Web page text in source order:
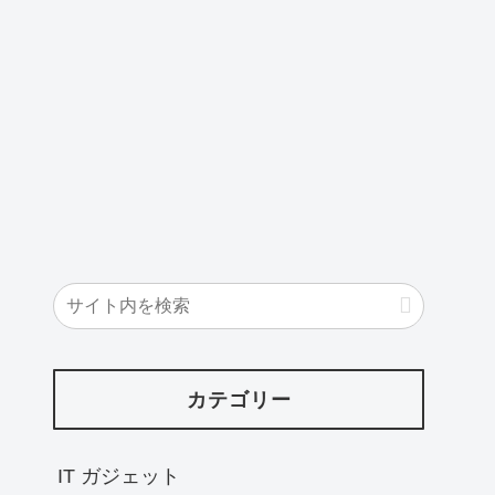
カテゴリー
IT ガジェット